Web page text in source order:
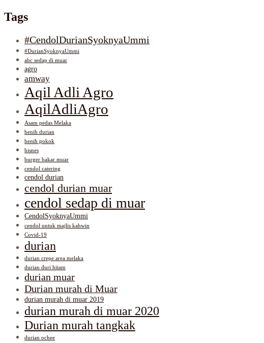
Tags
#CendolDurianSyoknyaUmmi
#DurianSyoknyaUmmi
abc sedap di muar
agro
amway
Aqil Adli Agro
AqilAdliAgro
Asam pedas Melaka
benih durian
benih pokok
bisnes
burger bakar muar
cendol catering
cendol durian
cendol durian muar
cendol sedap di muar
CendolSyoknyaUmmi
cendol untuk majlis kahwin
Covid-19
durian
durian crepe area melaka
durian duri hitam
durian muar
Durian murah di Muar
durian murah di muar 2019
durian murah di muar 2020
Durian murah tangkak
durian ochee